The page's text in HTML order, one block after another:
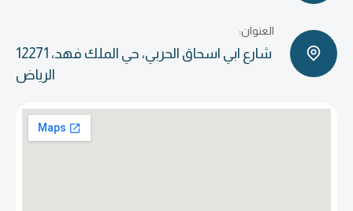
العنوان:
شارع ابي اسحاق الحربي، حي الملك فهد، 12271
الرياض